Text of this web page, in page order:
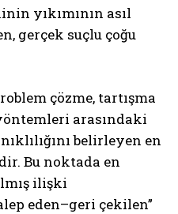
yıkımının asıl
gerçek suçlu çoğu
çözme, tartışma
arasındaki
belirleyen en
Bu noktada en
ilişki
eden–geri çekilen”